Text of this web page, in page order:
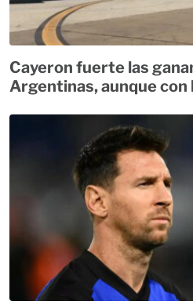
Cayeron fuerte las
Argentinas, aunque con